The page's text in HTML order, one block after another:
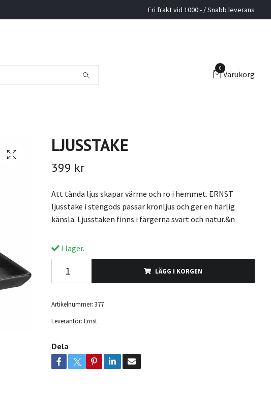
Fri frakt vid 1000:- / Snabb leverans
0
Varukorg
LJUSSTAKE
399 kr
Att tända ljus skapar värme och ro i hemmet. ERNST
ljusstake i stengods passar kronljus och ger en härlig
känsla. Ljusstaken finns i färgerna svart och natur.&n
I lager.
LÄGG I KORGEN
Artikelnummer: 377
Leverantör: Ernst
Dela